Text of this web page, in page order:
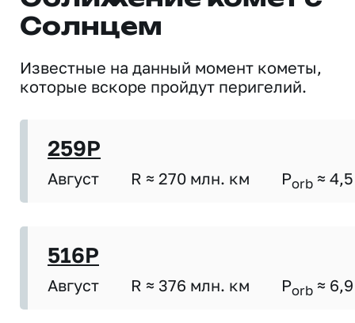
Солнцем
Известные на данный момент кометы,
которые вскоре пройдут перигелий.
259P
Август R ≈ 270 млн. км Porb ≈ 4,5
516P
Август R ≈ 376 млн. км Porb ≈ 6,9